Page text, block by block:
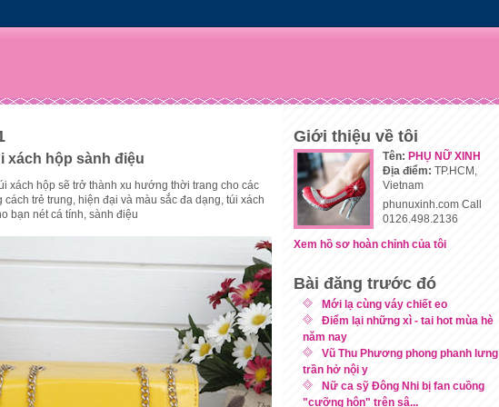
xách hộp sành điệu
xách hộp sẽ trở thành xu hướng thời trang cho các
cách trẻ trung, hiện đại và màu sắc đa dạng, túi xách
bạn nét cá tính, sành điệu
Giới thiệu về tôi
Tên: PHỤ NỮ XINH
Địa điểm: TP.HCM,
Vietnam
phunuxinh.com Call
0126.498.2136
Xem hồ sơ hoàn chỉnh của tôi
Bài đăng trước đó
Mới lạ cùng váy chiết eo
Điểm lại những xì - tai hot mùa hè
năm nay
Vũ Thu Phương phong phanh lưng
trần hở nội y
Nữ ca sỹ Đông Nhi bị fan cuồng
"cưỡng hôn" trên sâ...